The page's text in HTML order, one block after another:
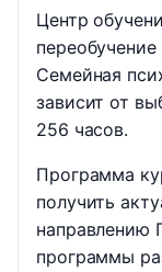
Центр
Семейная
зависит от
256 часов.
Программа
получить
направлению
программы